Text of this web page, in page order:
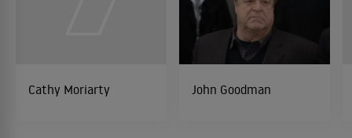
Cathy Moriarty John Goodman